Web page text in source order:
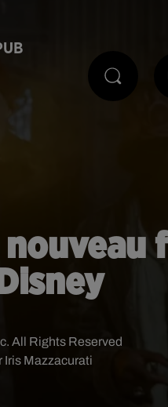
Iris Mazzacurati
All Rights Reserved